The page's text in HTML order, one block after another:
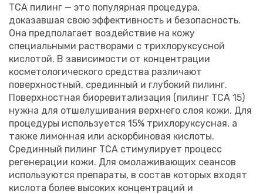
ТСА пилинг — это популярная процедура,
доказавшая свою эффективность и безопасность.
Она предполагает воздействие на кожу
специальными растворами с трихлоруксусной
кислотой. В зависимости от концентрации
косметологического средства различают
поверхностный, срединный и глубокий пилинг.
Поверхностная биоревитализация (пилинг ТСА 15)
нужна для отшелушивания верхнего слоя кожи. Для
процедуры используется 15% трихлоруксусная, а
также лимонная или аскорбиновая кислоты.
Срединный пилинг ТСА стимулирует процесс
регенерации кожи. Для омолаживающих сеансов
используются препараты, в состав которых входят
кислота более высоких концентраций и